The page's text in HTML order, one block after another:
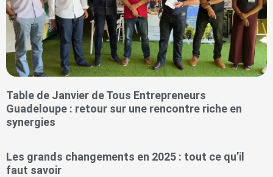
Table de Janvier de Tous Entrepreneurs
Guadeloupe : retour sur une rencontre riche en
synergies
Les grands changements en 2025 : tout ce qu’il
faut savoir